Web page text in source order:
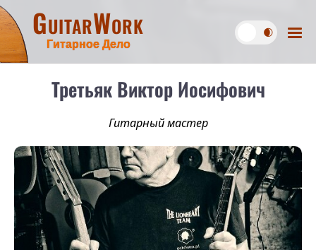
GuitarWork
Гитарное Дело
Третьяк Виктор Иосифович
Гитарный мастер